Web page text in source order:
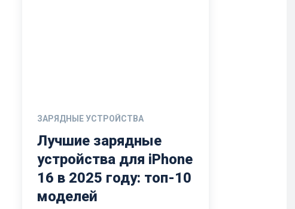
ЗАРЯДНЫЕ УСТРОЙСТВА
Лучшие зарядные
устройства для iPhone
16 в 2025 году: топ-10
моделей